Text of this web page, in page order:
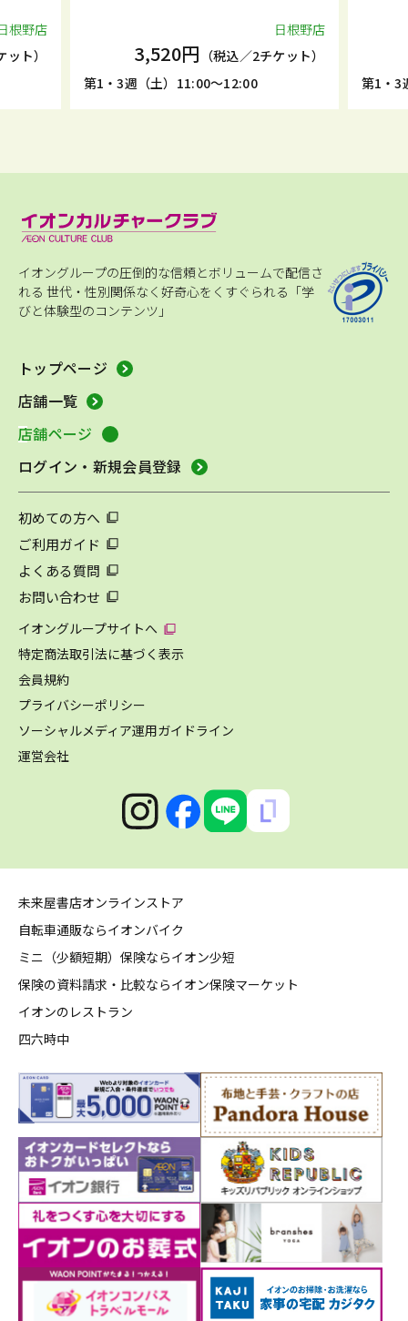
根野店
ト）
日根野店
3,520円 （税込／2チケット）
第1・3週（土）11:00～12:00
第1・3
イオングループの圧倒的な信頼とボリュームで配信さ
れる 世代・性別関係なく好奇心をくすぐられる「学
びと体験型のコンテンツ」
トップページ
店舗一覧
店舗ページ
ログイン・新規会員登録
初めての方へ
ご利用ガイド
よくある質問
お問い合わせ
イオングループサイトへ
特定商法取引法に基づく表示
会員規約
プライバシーポリシー
ソーシャルメディア運用ガイドライン
運営会社
未来屋書店オンラインストア
自転車通販ならイオンバイク
ミニ（少額短期）保険ならイオン少短
保険の資料請求・比較ならイオン保険マーケット
イオンのレストラン
四六時中